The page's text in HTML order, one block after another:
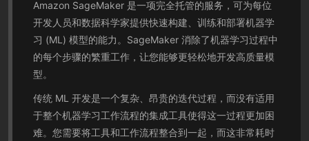
Amazon SageMaker 是一项完全托管的服务，可为每位
开发人员和数据科学家提供快速构建、训练和部署机器学
习 (ML) 模型的能力。SageMaker 消除了机器学习过程中
的每个步骤的繁重工作，让您能够更轻松地开发高质量模
型。
传统 ML 开发是一个复杂、昂贵的迭代过程，而没有适用
于整个机器学习工作流程的集成工具使得这一过程更加困
难。您需要将工具和工作流程整合到一起，而这非常耗时